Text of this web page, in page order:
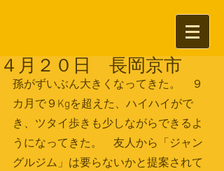
４月２０日 長岡京市
孫がずいぶん大きくなってきた。　９
カ月で９Kgを超えた、ハイハイがで
き、ツタイ歩きも少しながらできるよ
うになってきた。　友人から「ジャン
グルジム」は要らないかと提案されて